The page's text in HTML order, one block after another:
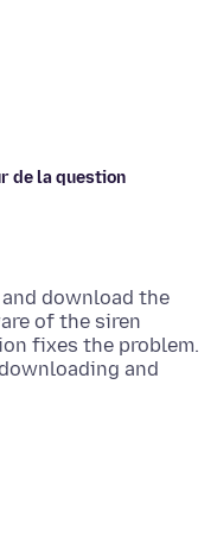
de la question
download the
of the siren
fixes the problem.
and